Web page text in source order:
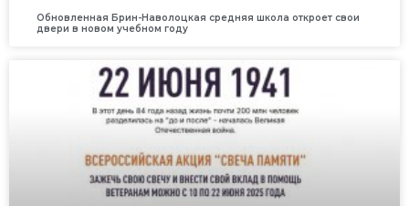
Обновленная Брин-Наволоцкая средняя школа откроет свои
двери в новом учебном году